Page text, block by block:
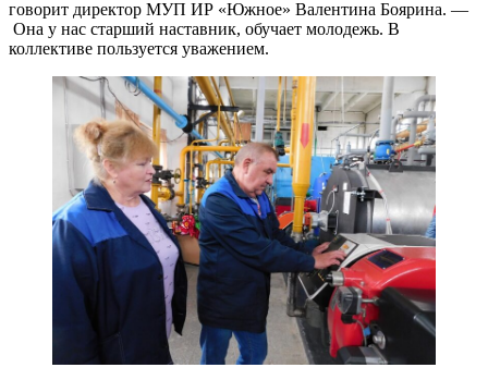
говорит директор МУП ИР «Южное» Валентина Боярина. —
Она у нас старший наставник, обучает молодежь. В
коллективе пользуется уважением.